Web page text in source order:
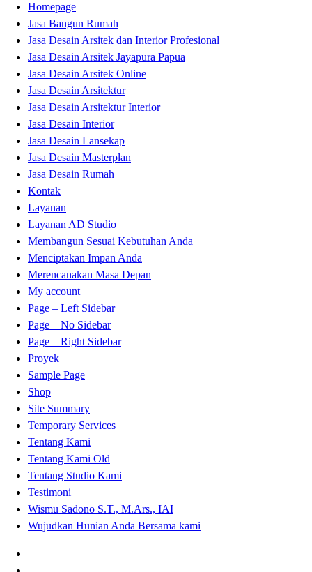
Homepage
Jasa Bangun Rumah
Jasa Desain Arsitek dan Interior Profesional
Jasa Desain Arsitek Jayapura Papua
Jasa Desain Arsitek Online
Jasa Desain Arsitektur
Jasa Desain Arsitektur Interior
Jasa Desain Interior
Jasa Desain Lansekap
Jasa Desain Masterplan
Jasa Desain Rumah
Kontak
Layanan
Layanan AD Studio
Membangun Sesuai Kebutuhan Anda
Menciptakan Impan Anda
Merencanakan Masa Depan
My account
Page – Left Sidebar
Page – No Sidebar
Page – Right Sidebar
Proyek
Sample Page
Shop
Site Summary
Temporary Services
Tentang Kami
Tentang Kami Old
Tentang Studio Kami
Testimoni
Wismu Sadono S.T., M.Ars., IAI
Wujudkan Hunian Anda Bersama kami